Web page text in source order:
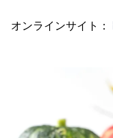
オンラインサイト：